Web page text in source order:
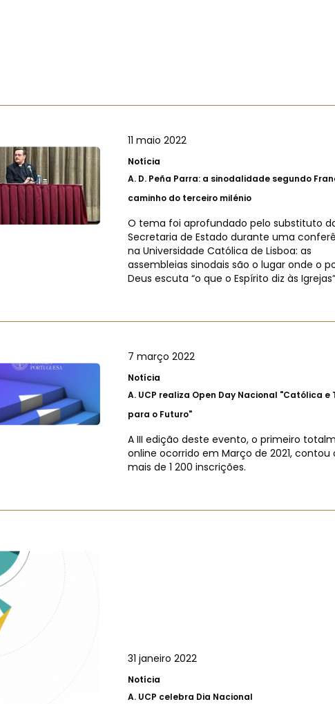
11 maio 2022
Notícia
A. D. Peña Parra: a sinodalidade segundo
caminho do terceiro milénio
O tema foi aprofundado pelo substituto
Secretaria de Estado durante uma
na Universidade Católica de Lisboa: as
assembleias sinodais são o lugar onde o
Deus escuta “o que o Espírito diz às
7 março 2022
Notícia
A. UCP realiza Open Day Nacional "Católica e
para o Futuro"
A III edição deste evento, o primeiro
online ocorrido em Março de 2021, contou
mais de 1 200 inscrições.
31 janeiro 2022
Notícia
A. UCP celebra Dia Nacional